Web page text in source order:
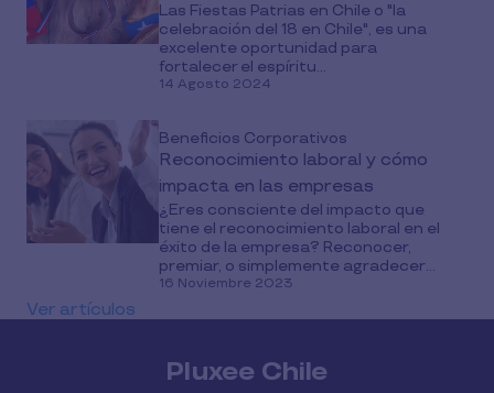
Las Fiestas Patrias en Chile o "la
celebración del 18 en Chile", es una
excelente oportunidad para
fortalecer el espíritu...
14 Agosto 2024
Beneficios Corporativos
Reconocimiento laboral y cómo
impacta en las empresas
¿Eres consciente del impacto que
tiene el reconocimiento laboral en el
éxito de la empresa? Reconocer,
premiar, o simplemente agradecer...
16 Noviembre 2023
Ver artículos
Pluxee Chile